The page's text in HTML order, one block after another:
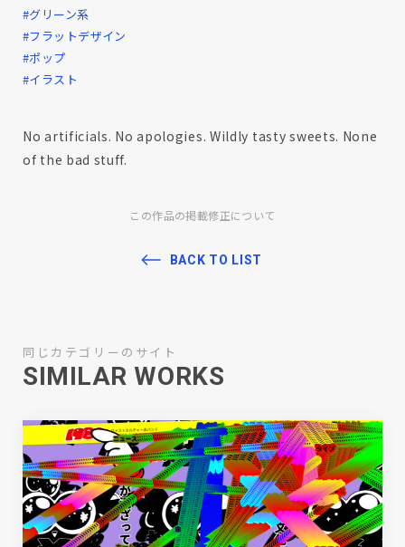
#グリーン系
#フラットデザイン
#ポップ
#イラスト
No artificials. No apologies. Wildly tasty sweets. None
of the bad stuff.
この作品の掲載修正について
BACK TO LIST
同じカテゴリーのサイト
SIMILAR WORKS